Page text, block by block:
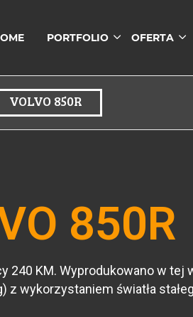
PORTFOLIO OFERTA
VOLVO 850R
850R
240 KM. Wyprodukowano w
z wykorzystaniem światła